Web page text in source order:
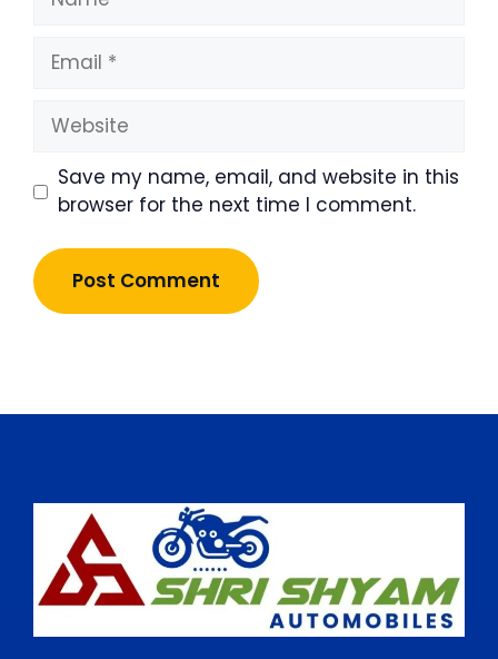
Email
Website
Save my name, email, and website in this
browser for the next time I comment.